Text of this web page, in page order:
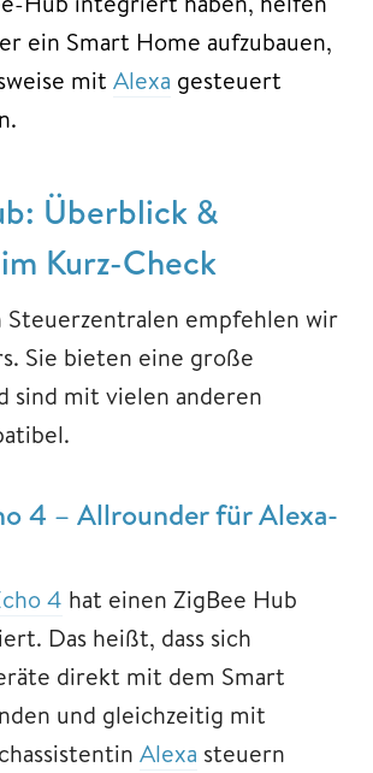
ein Smart Home aufzubauen,
mit Alexa gesteuert
Überblick &
Kurz-Check
Steuerzentralen empfehlen wir
Sie bieten eine große
sind mit vielen anderen
4 – Allrounder für Alexa-
4 hat einen ZigBee Hub
Das heißt, dass sich
direkt mit dem Smart
und gleichzeitig mit
Alexa steuern